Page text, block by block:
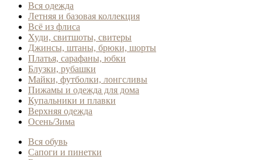
Вся одежда
Летняя и базовая коллекция
Всё из флиса
Худи, свитшоты, свитеры
Джинсы, штаны, брюки, шорты
Платья, сарафаны, юбки
Блузки, рубашки
Майки, футболки, лонгсливы
Пижамы и одежда для дома
Купальники и плавки
Верхняя одежда
Осень/Зима
Вся обувь
Сапоги и пинетки